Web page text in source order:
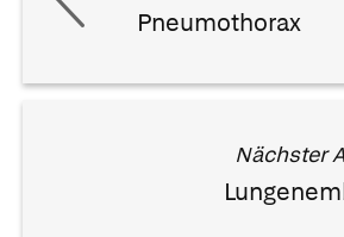
Pneumothorax
Nächster